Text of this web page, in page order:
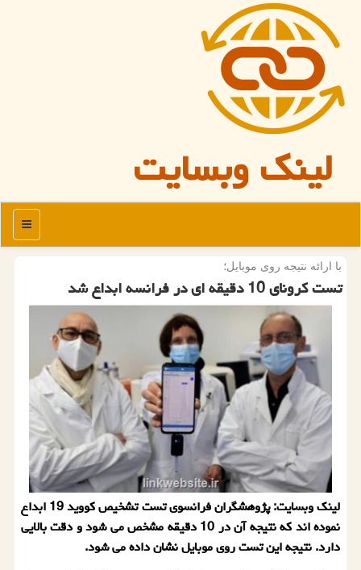
لینک وبسایت
منو
با ارائه نتیجه روی موبایل؛
تست كرونای 10 دقیقه ای در فرانسه ابداع شد
لینک وبسایت: پژوهشگران فرانسوی تست تشخیص کووید 19 ابداع
نموده اند که نتیجه آن در 10 دقیقه مشخص می شود و دقت بالایی
دارد. نتیجه این تست روی موبایل نشان داده می شود.